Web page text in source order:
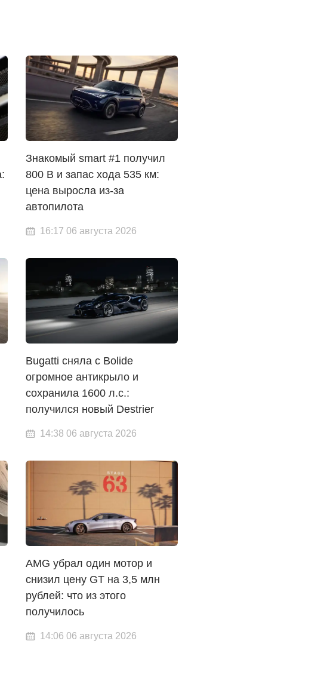
Знакомый smart #1 получил
800 В и запас хода 535 км:
цена выросла из-за
автопилота
16:17 06 августа 2026
Bugatti сняла с Bolide
огромное антикрыло и
сохранила 1600 л.с.:
получился новый Destrier
14:38 06 августа 2026
AMG убрал один мотор и
снизил цену GT на 3,5 млн
рублей: что из этого
получилось
14:06 06 августа 2026